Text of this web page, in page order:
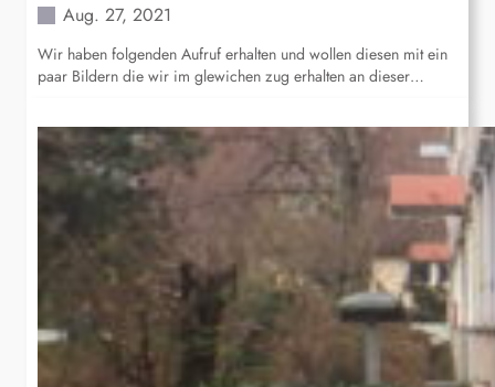
Aug. 27, 2021
Wir haben folgenden Aufruf erhalten und wollen diesen mit ein
paar Bildern die wir im glewichen zug erhalten an dieser…